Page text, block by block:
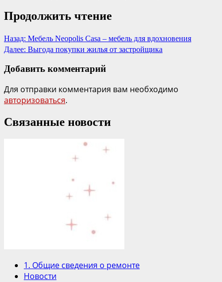
Продолжить чтение
Назад: Мебель Neopolis Casa – мебель для вдохновения
Далее: Выгода покупки жилья от застройщика
Добавить комментарий
Для отправки комментария вам необходимо
авторизоваться.
Связанные новости
1. Общие сведения о ремонте
Новости